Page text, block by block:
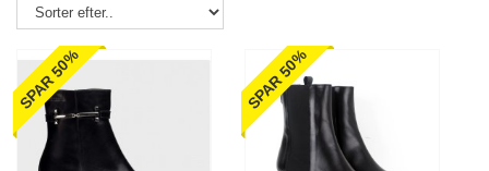
SPAR 50% SPAR 50%